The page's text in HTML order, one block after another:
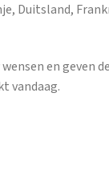
Duitsland,
en geven
vandaag.